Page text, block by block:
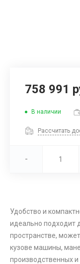
758 991
В наличии
Рассчитать
-
Удобство и
идеально подходит
пространстве,
кузове машины,
производственных